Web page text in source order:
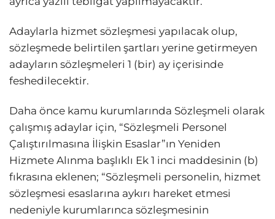
Adaylarla hizmet sözleşmesi yapılacak olup,
sözleşmede belirtilen şartları yerine getirmeyen
adayların sözleşmeleri 1 (bir) ay içerisinde
feshedilecektir.
Daha önce kamu kurumlarında Sözleşmeli olarak
çalışmış adaylar için, “Sözleşmeli Personel
Çalıştırılmasına İlişkin Esaslar”ın Yeniden
Hizmete Alınma başlıklı Ek 1 inci maddesinin (b)
fıkrasına eklenen; “Sözleşmeli personelin, hizmet
sözleşmesi esaslarına aykırı hareket etmesi
nedeniyle kurumlarınca sözleşmesinin